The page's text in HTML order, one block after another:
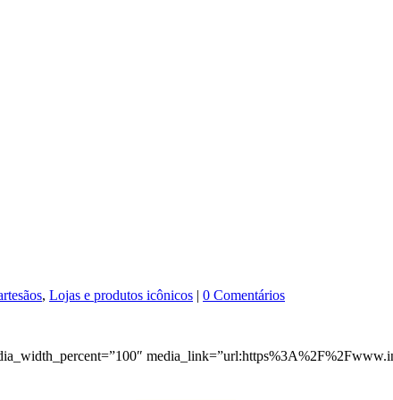
, Lojas e produtos icônicos | 0 Comentários